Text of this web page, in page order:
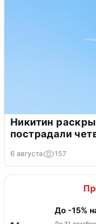
Никитин
пострадали
6 августа 157
До -15%